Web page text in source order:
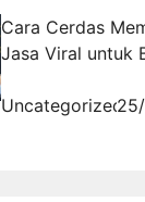
Cara Cerdas
Jasa Viral untuk
Uncategorized